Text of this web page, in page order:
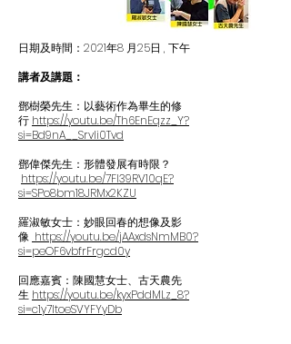
日期及時間：2021年8 月25日 , 下午
講者及講題：
鄧樹榮先生：以藝術作為畢生的修
行 https://youtu.be/Th6EnEqzz_Y?
si=Bd9nA__SrvIi0Tvd
鄧偉傑先生：形體發展有時限？
https://youtu.be/7Fl39RV10qE?
si=SPo8bm18JRMx2KZU
羅淑敏女士：妙眼回春的想像及影
像 https://youtu.be/jAAxdsNmMB0?
si=peOF6vbfrFrgcd0y
回應嘉賓：陳國慧女士、古天農先
生 https://youtu.be/kyxPddMLz_8?
si=c1y7ltoeSVYFYyDb